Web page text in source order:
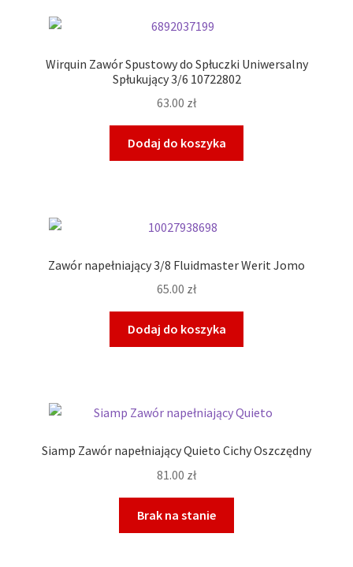
Wirquin Zawór Spustowy do Spłuczki Uniwersalny
Spłukujący 3/6 10722802
63.00 zł
Dodaj do koszyka
Zawór napełniający 3/8 Fluidmaster Werit Jomo
65.00 zł
Dodaj do koszyka
Siamp Zawór napełniający Quieto Cichy Oszczędny
81.00 zł
Brak na stanie